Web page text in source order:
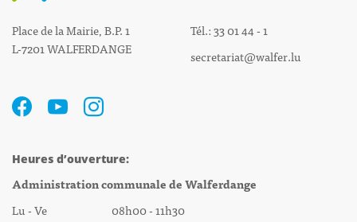
Place de la Mairie, B.P. 1
L-7201 WALFERDANGE
Tél.: 33 01 44 - 1
secretariat@walfer.lu
Heures d’ouverture:
Administration communale de Walferdange
Lu - Ve 08h00 - 11h30